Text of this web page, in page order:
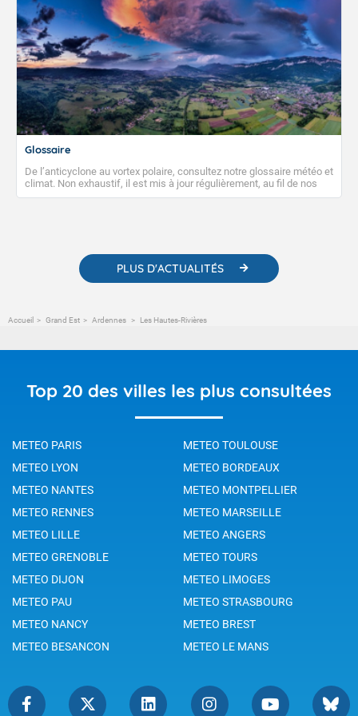
Glossaire
De l’anticyclone au vortex polaire, consultez notre glossaire météo et
climat. Non exhaustif, il est mis à jour régulièrement, au fil de nos
publications. Vous y trouverez également des liens utiles vers nos
PLUS D'ACTUALITÉS
Accueil Grand Est Ardennes Les Hautes-Rivières
Top 20 des villes les plus consultées
METEO PARIS
METEO TOULOUSE
METEO LYON
METEO BORDEAUX
METEO NANTES
METEO MONTPELLIER
METEO RENNES
METEO MARSEILLE
METEO LILLE
METEO ANGERS
METEO GRENOBLE
METEO TOURS
METEO DIJON
METEO LIMOGES
METEO PAU
METEO STRASBOURG
METEO NANCY
METEO BREST
METEO BESANCON
METEO LE MANS